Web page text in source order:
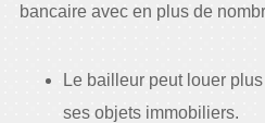
bancaire avec en plus de
Le bailleur peut louer
ses objets immobiliers.